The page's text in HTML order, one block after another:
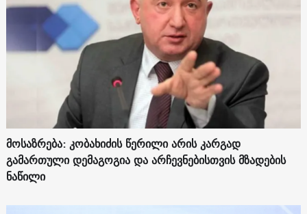
მოსაზრება: კობახიძის წერილი არის კარგად
გამართული დემაგოგია და არჩევნებისთვის მზადების
ნაწილი